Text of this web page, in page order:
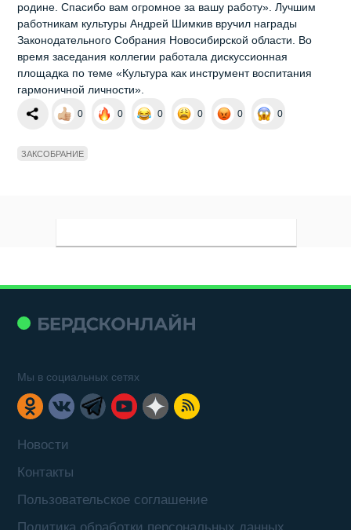
родине. Спасибо вам огромное за вашу работу». Лучшим
работникам культуры Андрей Шимкив вручил награды
Законодательного Собрания Новосибирской области. Во
время заседания коллегии работала дискуссионная
площадка по теме «Культура как инструмент воспитания
гармоничной личности».
0 0 0 0 0 0
ЗАКСОБРАНИЕ
Новости
Контакты
Пользовательское соглашение
Мы в социальных сетях